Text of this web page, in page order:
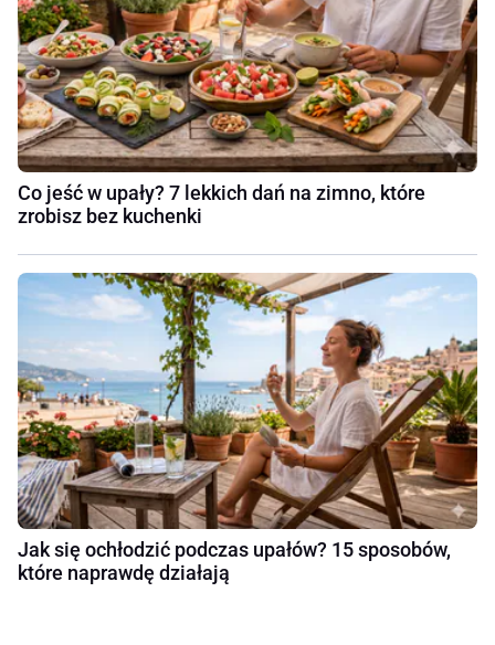
Co jeść w upały? 7 lekkich dań na zimno, które
zrobisz bez kuchenki
Jak się ochłodzić podczas upałów? 15 sposobów,
które naprawdę działają